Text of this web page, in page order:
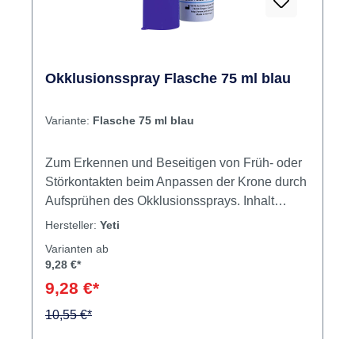
Okklusionsspray Flasche 75 ml blau
Variante: Flasche 75 ml blau
Zum Erkennen und Beseitigen von Früh- oder
Störkontakten beim Anpassen der Krone durch
Aufsprühen des Okklusionssprays. Inhalt
Okklusionsspray
Hersteller: Yeti
Varianten ab
9,28 €*
9,28 €*
10,55 €*